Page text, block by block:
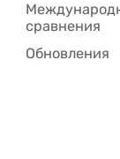
сравнения
Обновления